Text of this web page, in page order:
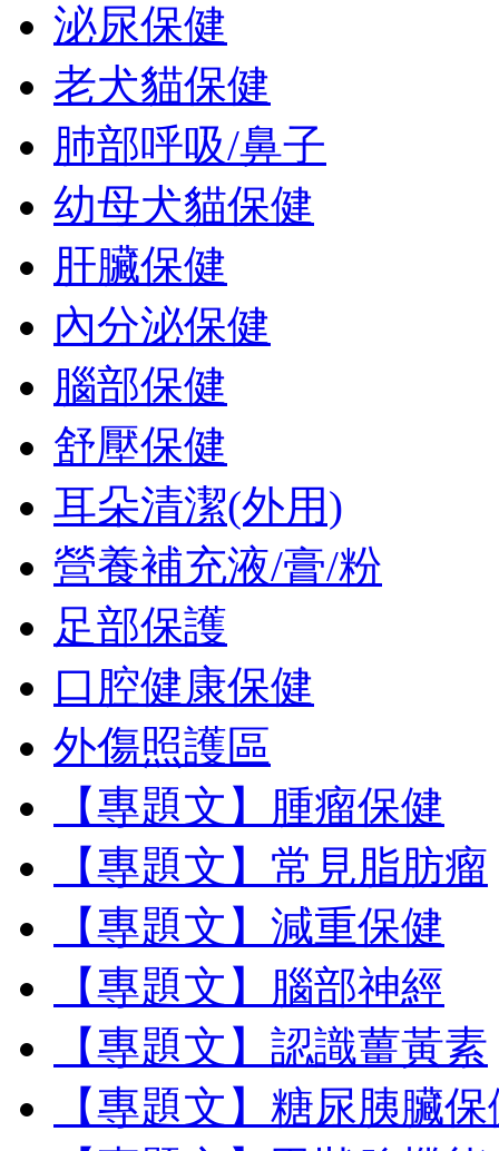
泌尿保健
老犬貓保健
肺部呼吸/鼻子
幼母犬貓保健
肝臟保健
內分泌保健
腦部保健
舒壓保健
耳朵清潔(外用)
營養補充液/膏/粉
足部保護
口腔健康保健
外傷照護區
【專題文】腫瘤保健
【專題文】常見脂肪瘤
【專題文】減重保健
【專題文】腦部神經
【專題文】認識薑黃素
【專題文】糖尿胰臟